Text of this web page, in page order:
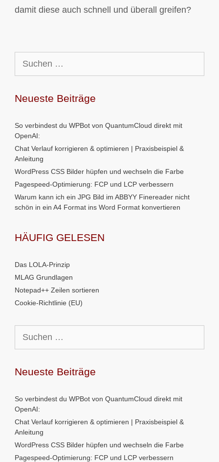
damit diese auch schnell und überall greifen?
nach:
Neueste Beiträge
So verbindest du WPBot von QuantumCloud direkt mit
OpenAI:
Chat Verlauf korrigieren & optimieren | Praxisbeispiel &
Anleitung
WordPress CSS Bilder hüpfen und wechseln die Farbe
Pagespeed-Optimierung: FCP und LCP verbessern
Warum kann ich ein JPG Bild im ABBYY Finereader nicht
schön in ein A4 Format ins Word Format konvertieren
HÄUFIG GELESEN
Das LOLA-Prinzip
MLAG Grundlagen
Notepad++ Zeilen sortieren
Cookie-Richtlinie (EU)
nach:
Neueste Beiträge
So verbindest du WPBot von QuantumCloud direkt mit
OpenAI:
Chat Verlauf korrigieren & optimieren | Praxisbeispiel &
Anleitung
WordPress CSS Bilder hüpfen und wechseln die Farbe
Pagespeed-Optimierung: FCP und LCP verbessern